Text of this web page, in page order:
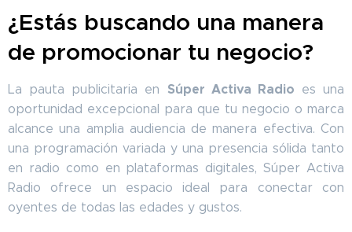
¿Estás buscando una manera
de promocionar tu negocio?
La pauta publicitaria en Súper Activa Radio es una
oportunidad excepcional para que tu negocio o marca
alcance una amplia audiencia de manera efectiva. Con
una programación variada y una presencia sólida tanto
en radio como en plataformas digitales, Súper Activa
Radio ofrece un espacio ideal para conectar con
oyentes de todas las edades y gustos.